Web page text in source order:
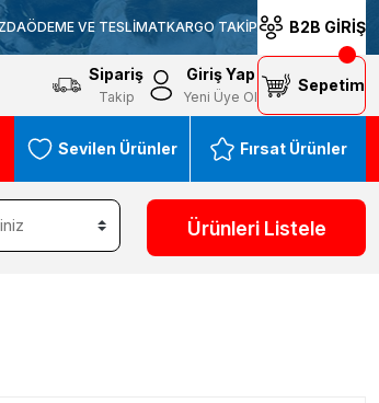
ÖDEME VE TESLİMATKARGO TAKİP B2B GİRİŞ
Sipariş
Takip
Giriş Yap
Yeni Üye Ol
Sepetim
Sevilen Ürünler Fırsat Ürünler
Ürünleri Listele